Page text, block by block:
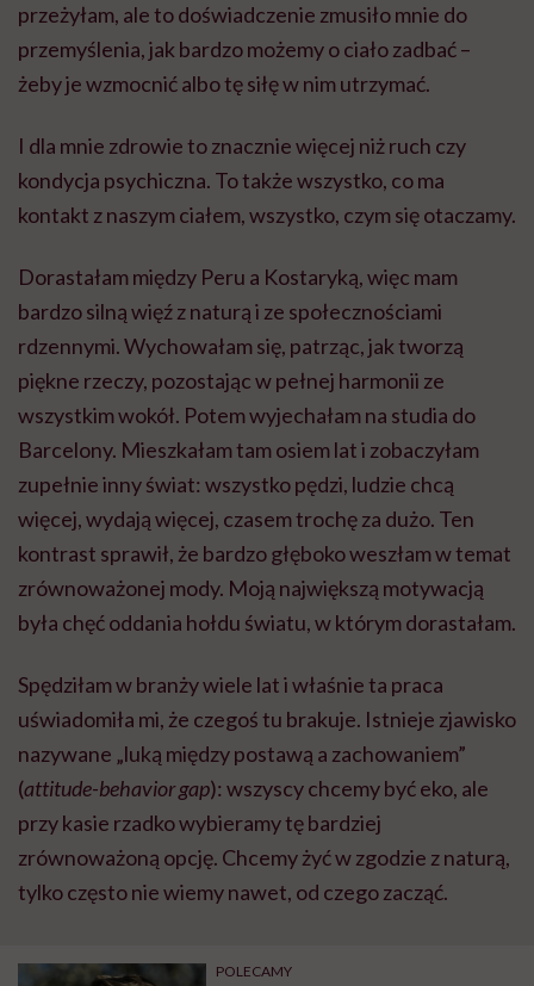
przeżyłam, ale to doświadczenie zmusiło mnie do
przemyślenia, jak bardzo możemy o ciało zadbać –
żeby je wzmocnić albo tę siłę w nim utrzymać.
I dla mnie zdrowie to znacznie więcej niż ruch czy
kondycja psychiczna. To także wszystko, co ma
kontakt z naszym ciałem, wszystko, czym się otaczamy.
Dorastałam między Peru a Kostaryką, więc mam
bardzo silną więź z naturą i ze społecznościami
rdzennymi. Wychowałam się, patrząc, jak tworzą
piękne rzeczy, pozostając w pełnej harmonii ze
wszystkim wokół. Potem wyjechałam na studia do
Barcelony. Mieszkałam tam osiem lat i zobaczyłam
zupełnie inny świat: wszystko pędzi, ludzie chcą
więcej, wydają więcej, czasem trochę za dużo. Ten
kontrast sprawił, że bardzo głęboko weszłam w temat
zrównoważonej mody. Moją największą motywacją
była chęć oddania hołdu światu, w którym dorastałam.
Spędziłam w branży wiele lat i właśnie ta praca
uświadomiła mi, że czegoś tu brakuje. Istnieje zjawisko
nazywane „luką między postawą a zachowaniem”
(attitude-behavior gap): wszyscy chcemy być eko, ale
przy kasie rzadko wybieramy tę bardziej
zrównoważoną opcję. Chcemy żyć w zgodzie z naturą,
tylko często nie wiemy nawet, od czego zacząć.
POLECAMY